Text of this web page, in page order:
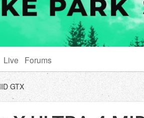
Live Forums
GTX